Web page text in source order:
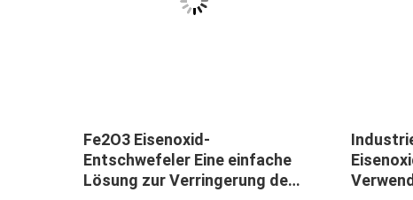
Fe2O3 Eisenoxid-
Entschwefeler Eine einfache
Lösung zur Verringerung der